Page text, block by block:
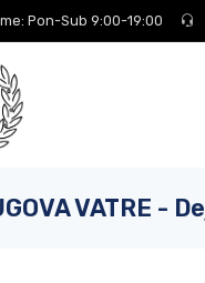
Pon-Sub 9:00-19:00
VATRE -